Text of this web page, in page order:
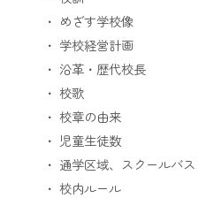
めざす学校像
学校経営計画
沿革・歴代校長
校歌
校章の由来
児童生徒数
通学区域、スクールバス
校内ルール